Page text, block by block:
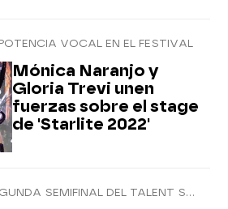
VOCAL EN EL FESTIVAL
Mónica Naranjo y
Gloria Trevi unen
fuerzas sobre el stage
de 'Starlite 2022'
CRÓNICA DE LA SEGUNDA SEMIFINAL DEL TALENT SHOW DE IMITACIÓN